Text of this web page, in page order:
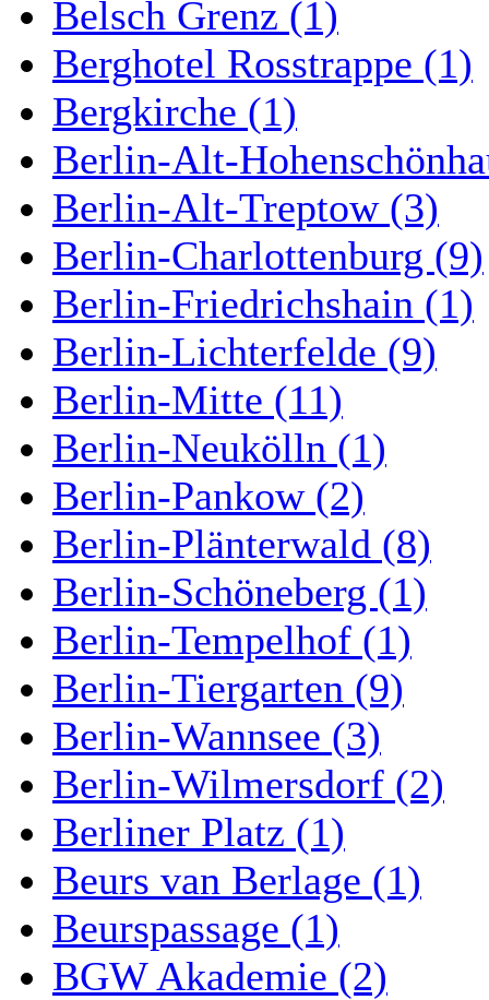
Belsch Grenz (1)
Berghotel Rosstrappe (1)
Bergkirche (1)
Berlin-Alt-
Berlin-Alt-Treptow (3)
Berlin-Charlottenburg (9)
Berlin-Friedrichshain (1)
Berlin-Lichterfelde (9)
Berlin-Mitte (11)
Berlin-Neukölln (1)
Berlin-Pankow (2)
Berlin-Plänterwald (8)
Berlin-Schöneberg (1)
Berlin-Tempelhof (1)
Berlin-Tiergarten (9)
Berlin-Wannsee (3)
Berlin-Wilmersdorf (2)
Berliner Platz (1)
Beurs van Berlage (1)
Beurspassage (1)
BGW Akademie (2)